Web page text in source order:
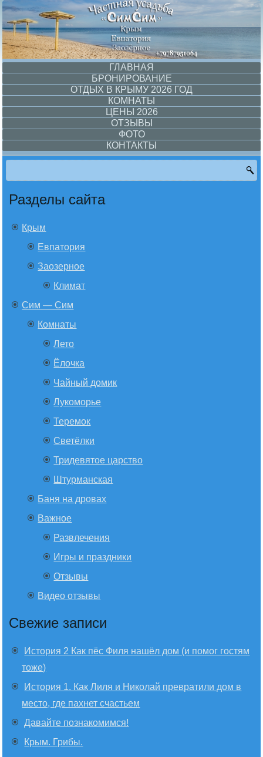
ГЛАВНАЯ
БРОНИРОВАНИЕ
ОТДЫХ В КРЫМУ 2026 ГОД
КОМНАТЫ
ЦЕНЫ 2026
ОТЗЫВЫ
ФОТО
КОНТАКТЫ
Разделы сайта
Крым
Евпатория
Заозерное
Климат
Сим — Сим
Комнаты
Лето
Ёлочка
Чайный домик
Лукоморье
Теремок
Светёлки
Тридевятое царство
Штурманская
Баня на дровах
Важное
Развлечения
Игры и праздники
Отзывы
Видео отзывы
Свежие записи
История 2 Как пёс Филя нашёл дом (и помог гостям
тоже)
История 1. Как Лиля и Николай превратили дом в
место, где пахнет счастьем
Давайте познакомимся!
Крым. Грибы.